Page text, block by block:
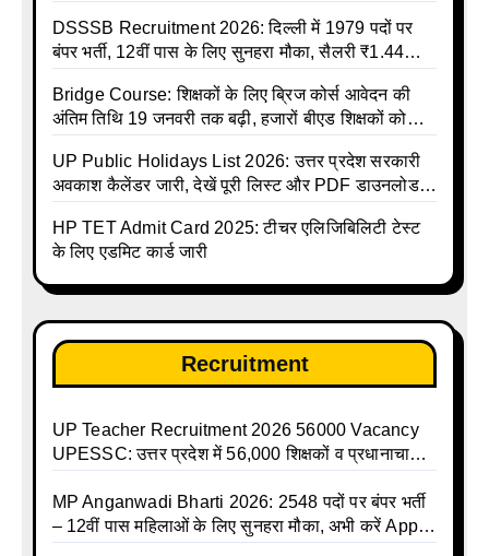
DSSSB Recruitment 2026: दिल्ली में 1979 पदों पर
बंपर भर्ती, 12वीं पास के लिए सुनहरा मौका, सैलरी ₹1.44
Bridge Course: शिक्षकों के लिए ब्रिज कोर्स आवेदन की
अंतिम तिथि 19 जनवरी तक बढ़ी, हजारों बीएड शिक्षकों को
UP Public Holidays List 2026: उत्तर प्रदेश सरकारी
अवकाश कैलेंडर जारी, देखें पूरी लिस्ट और PDF डाउनलोड
talika | Sarkari Avkash Talika | Up Holidays List |
Holidays Calendar
HP TET Admit Card 2025: टीचर एलिजिबिलिटी टेस्ट
के लिए एडमिट कार्ड जारी
Recruitment
UP Teacher Recruitment 2026 56000 Vacancy
UPESSC: उत्तर प्रदेश में 56,000 शिक्षकों व प्रधानाचार्यों
MP Anganwadi Bharti 2026: 2548 पदों पर बंपर भर्ती
– 12वीं पास महिलाओं के लिए सुनहरा मौका, अभी करें Apply